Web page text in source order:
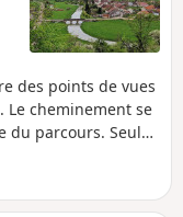
des points de vues
Le cheminement se
du parcours. Seuls
vers la grotte
par l'escalier